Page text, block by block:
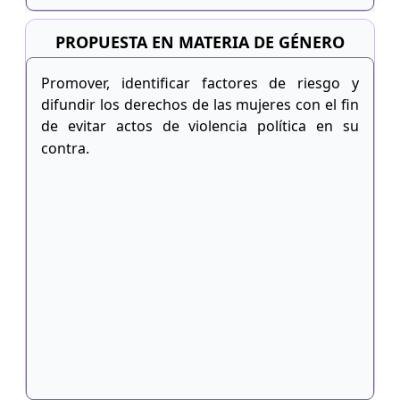
PROPUESTA EN MATERIA DE GÉNERO
Promover, identificar factores de riesgo y
difundir los derechos de las mujeres con el fin
de evitar actos de violencia política en su
contra.